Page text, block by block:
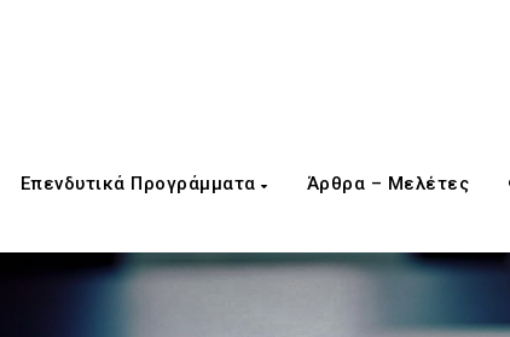
Επενδυτικά Προγράμματα Άρθρα – Μελέτες